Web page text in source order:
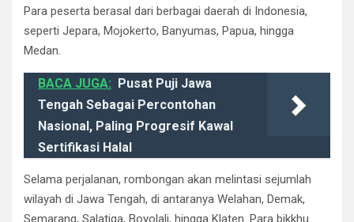
Para peserta berasal dari berbagai daerah di Indonesia,
seperti Jepara, Mojokerto, Banyumas, Papua, hingga
Medan.
BACA JUGA:
Pusat Puji Jawa
Tengah Sebagai Percontohan
Nasional, Paling Progresif Kawal
Sertifikasi Halal
Selama perjalanan, rombongan akan melintasi sejumlah
wilayah di Jawa Tengah, di antaranya Welahan, Demak,